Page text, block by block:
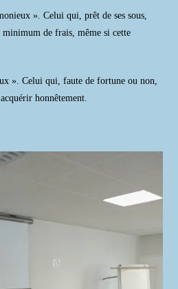
». Celui qui, prêt de ses sous,
minimum de frais, même si cette
». Celui qui, faute de fortune ou non,
honnêtement.